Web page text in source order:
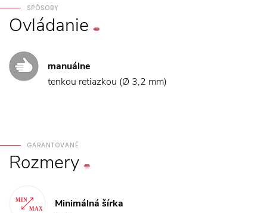
SPÔSOBY
Ovládanie
manuálne
tenkou retiazkou (Ø 3,2 mm)
GARANTOVANÉ
Rozmery
Minimálná šírka